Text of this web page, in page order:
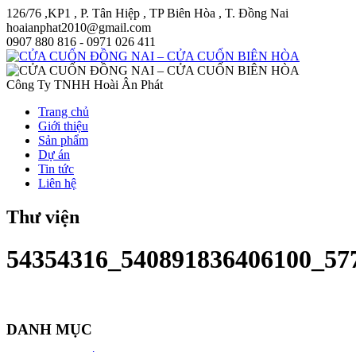
126/76 ,KP1 , P. Tân Hiệp , TP Biên Hòa , T. Đồng Nai
hoaianphat2010@gmail.com
0907 880 816 - 0971 026 411
Công Ty TNHH Hoài Ân Phát
Trang chủ
Giới thiệu
Sản phẩm
Dự án
Tin tức
Liên hệ
Thư viện
DANH MỤC